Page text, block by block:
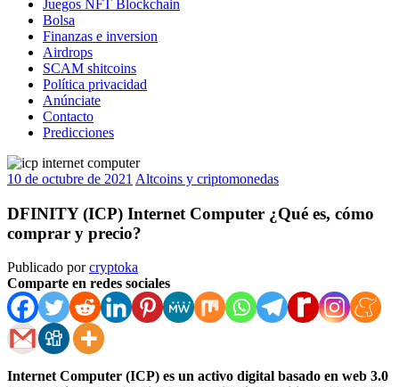
Juegos NFT Blockchain
Bolsa
Finanzas e inversion
Airdrops
SCAM shitcoins
Política privacidad
Anúnciate
Contacto
Predicciones
10 de octubre de 2021 Altcoins y criptomonedas
DFINITY (ICP) Internet Computer ¿Qué es, cómo
comprar y precio?
Publicado porcryptoka
Comparte en redes sociales
Internet Computer (ICP) es un activo digital basado en web 3.0